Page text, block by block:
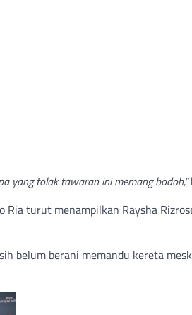
yang tolak tawaran ini memang bodoh,”
turut menampilkan Raysha
belum berani memandu kereta